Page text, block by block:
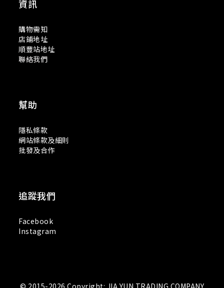
資訊
購物需知
店鋪地址
順豐站地址
聯絡我們
幫助
隱私條款
網站條款及細則
批發及合作
追蹤我們
Facebook
Instagram
© 2015-2026 Copyright: JIA YUN TRADING COMPANY